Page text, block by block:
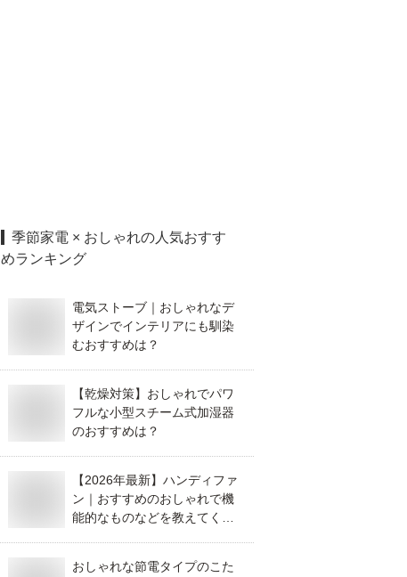
季節家電 × おしゃれの人気おすす
めランキング
電気ストーブ｜おしゃれなデ
ザインでインテリアにも馴染
むおすすめは？
【乾燥対策】おしゃれでパワ
フルな小型スチーム式加湿器
のおすすめは？
【2026年最新】ハンディファ
ン｜おすすめのおしゃれで機
能的なものなどを教えてくだ
おしゃれな節電タイプのこた